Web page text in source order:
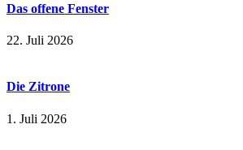
Das offene Fenster
22. Juli 2026
Die Zitrone
1. Juli 2026